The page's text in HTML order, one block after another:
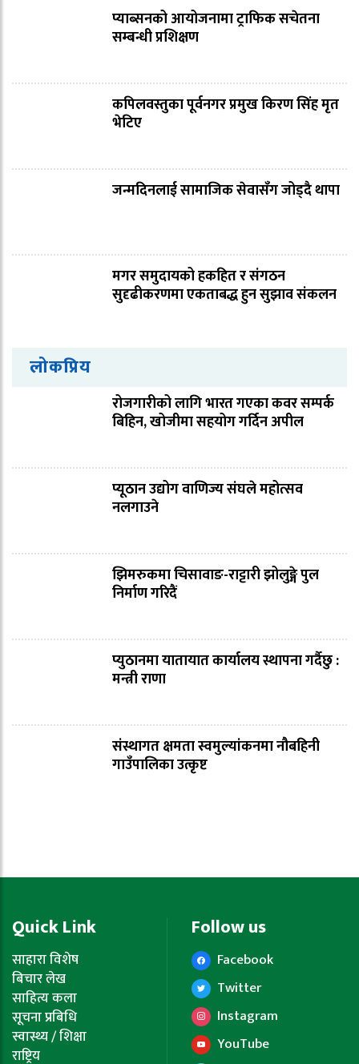
प्याब्सनको आयोजनामा ट्राफिक सचेतना
सम्बन्धी प्रशिक्षण
कपिलवस्तुका पूर्वनगर प्रमुख किरण सिंह मृत
भेटिए
जन्मदिनलाई सामाजिक सेवासँग जोड्दै थापा
मगर समुदायको हकहित र संगठन
सुदृढीकरणमा एकताबद्ध हुन सुझाव संकलन
लोकप्रिय
रोजगारीको लागि भारत गएका कवर सम्पर्क
बिहिन, खोजीमा सहयोग गर्दिन अपील
प्यूठान उद्योग वाणिज्य संघले महोत्सव
नलगाउने
झिमरुकमा चिसावाङ-राट्टारी झोलुङ्गे पुल
निर्माण गरिदैं
प्युठानमा यातायात कार्यालय स्थापना गर्दैछु :
मन्त्री राणा
संस्थागत क्षमता स्वमुल्यांकनमा नौबहिनी
गाउँपालिका उत्कृष्ट
Quick Link
साहारा विशेष
बिचार लेख
साहित्य कला
सूचना प्रबिधि
स्वास्थ्य / शिक्षा
राष्ट्रिय
Follow us
Facebook
Twitter
Instagram
YouTube